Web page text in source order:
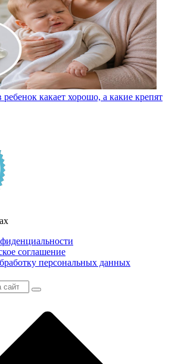
какает хорошо, а какие крепят
соглашение
персональных данных